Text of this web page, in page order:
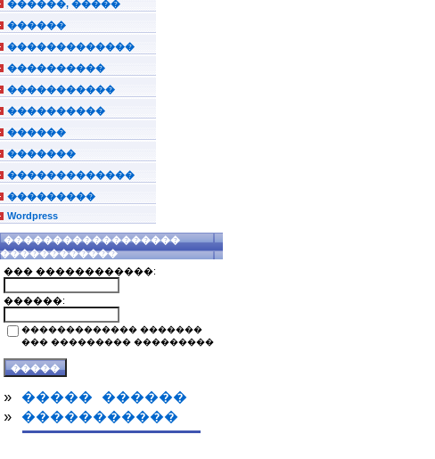
������, �����
������
�������������
����������
�����������
����������
������
�������
�������������
���������
Wordpress
������������������
������������
��� ������������:
������:
������������� �������
��� ��������� ���������
» ����� ������
» �����������